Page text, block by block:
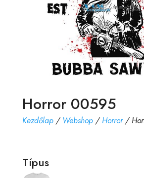
Horror 00595
Kezdőlap/ Webshop/ Horror/
Típus